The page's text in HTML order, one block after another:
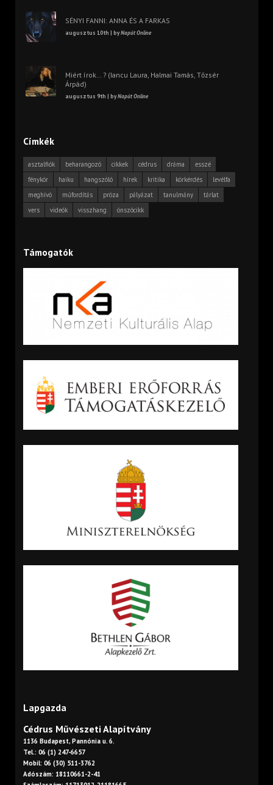
SÉNYI FANNI: ANNA ÉS A FARKAS
augusztus 10th | byNapút Online
Miért írok… ? (Iancu Laura, Halmai Tamás, Tőzsér
Árpád)
augusztus 9th | byNapút Online
Címkék
asztalfiók beharangozó cikkek cédrus dráma
esszé
fénykör
haiku hangszóló hírek kritika körkérdés
levélfa
meghívó
műfordítás próza pályázat tanulmány
tárlat
vers
videók visszhang önszócikk
Támogatók
Lapgazda
Cédrus Művészeti Alapítvány
1136 Budapest, Pannónia u. 6.
Tel.: 06 (1) 247-6657
Mobil: 06 (30) 511-3762
Adószám: 18110661-2-41